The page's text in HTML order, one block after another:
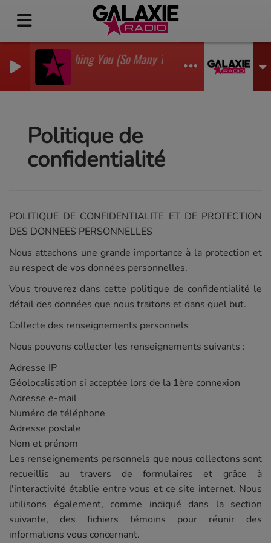
I'm Watching You (So Many Times) (Sean Finn Remix)
GADJO
Politique de
confidentialité
POLITIQUE DE CONFIDENTIALITE ET DE PROTECTION
DES DONNEES PERSONNELLES
Nous attachons une grande importance à la protection et
au respect de vos données personnelles.
Vous trouverez dans cette politique de confidentialité le
détail des données que nous traitons et dans quel but.
Collecte des renseignements personnels
Nous pouvons collecter les renseignements suivants :
Adresse IP
Géolocalisation si acceptée lors de la 1ère connexion
Adresse e-mail
Numéro de téléphone
Adresse postale
Nom et prénom
Les renseignements personnels que nous collectons sont
recueillis au travers de formulaires et grâce à
l'interactivité établie entre vous et ce site internet. Nous
utilisons également, comme indiqué dans la section
suivante, des fichiers témoins pour réunir des
informations vous concernant.